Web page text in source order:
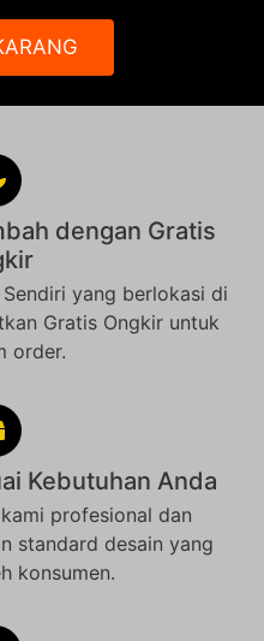
dengan Gratis
yang berlokasi di
Gratis Ongkir untuk
order.
Kebutuhan Anda
profesional dan
standard desain yang
konsumen.